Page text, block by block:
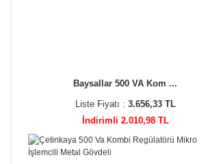
Baysallar 500 VA Kom ...
Liste Fiyatı : 3.656,33 TL
İndirimli 2.010,98 TL